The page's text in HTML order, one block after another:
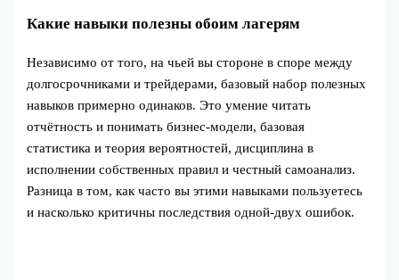
Какие навыки полезны обоим лагерям
Независимо от того, на чьей вы стороне в споре между
долгосрочниками и трейдерами, базовый набор полезных
навыков примерно одинаков. Это умение читать
отчётность и понимать бизнес‑модели, базовая
статистика и теория вероятностей, дисциплина в
исполнении собственных правил и честный самоанализ.
Разница в том, как часто вы этими навыками пользуетесь
и насколько критичны последствия одной‑двух ошибок.